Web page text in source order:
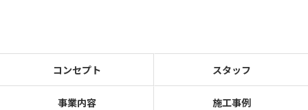
コンセプト スタッフ
事業内容 施工事例